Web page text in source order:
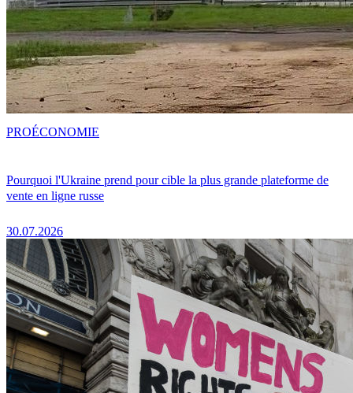
Pourquoi l'Ukraine prend pour cible la plus grande plateforme de
vente en ligne russe
30.07.2026
PROÉCONOMIE